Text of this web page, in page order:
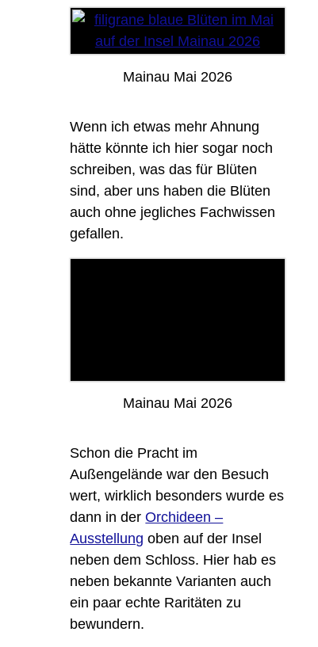
Mainau Mai 2026
Wenn ich etwas mehr Ahnung
hätte könnte ich hier sogar noch
schreiben, was das für Blüten
sind, aber uns haben die Blüten
auch ohne jegliches Fachwissen
gefallen.
Mainau Mai 2026
Schon die Pracht im
Außengelände war den Besuch
wert, wirklich besonders wurde es
dann in derOrchideen –
Ausstellung oben auf der Insel
neben dem Schloss. Hier hab es
neben bekannte Varianten auch
ein paar echte Raritäten zu
bewundern.